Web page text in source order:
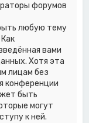
форумов
любую тему
вами
Хотя эта
лицам без
конференции
быть
могут
к ней.